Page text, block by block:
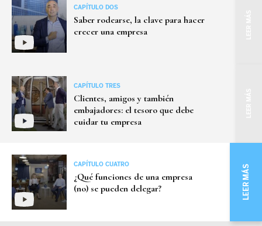
CAPÍTULO DOS
Saber rodearse, la clave para hacer
crecer una empresa
CAPÍTULO TRES
Clientes, amigos y también
embajadores: el tesoro que debe
cuidar tu empresa
CAPÍTULO CUATRO
¿Qué funciones de una empresa
(no) se pueden delegar?
LEER MÁS